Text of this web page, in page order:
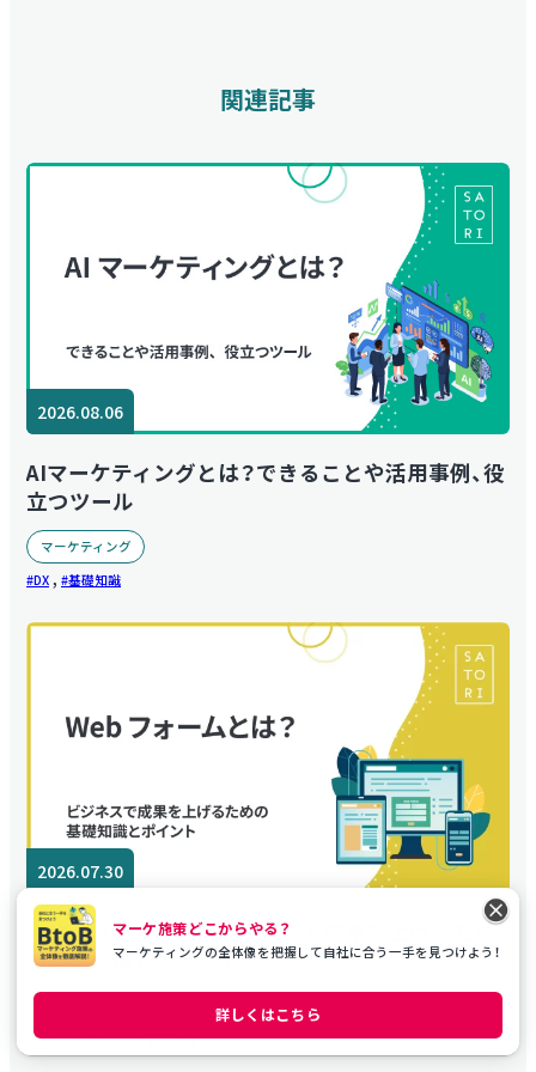
関連記事
2026.08.06
AIマーケティングとは？できることや活用事例、役
立つツール
マーケティング
DX , 基礎知識
2026.07.30
Webフォームとは？ビジネスで成果を上げるため
の基礎知識とポイント
ツールの選び方, 基礎知識
マーケ施策どこからやる？
マーケティングの全体像を把握して自社に合う一手を見つけよう！
詳しくはこちら